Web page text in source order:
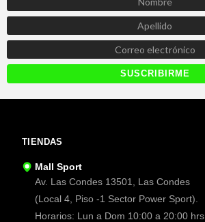
TIENDAS
Mall Sport
Av. Las Condes 13501, Las Condes
(Local 4, Piso -1 Sector Power Sport).
Horarios: Lun a Dom 10:00 a 20:00 hrs.